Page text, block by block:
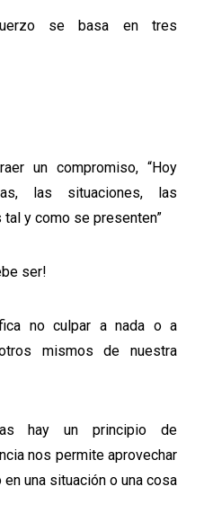
se basa en tres
un compromiso, “Hoy
las situaciones, las
y como se presenten”
ser!
no culpar a nada o a
mismos de nuestra
hay un principio de
nos permite aprovechar
una situación o una cosa